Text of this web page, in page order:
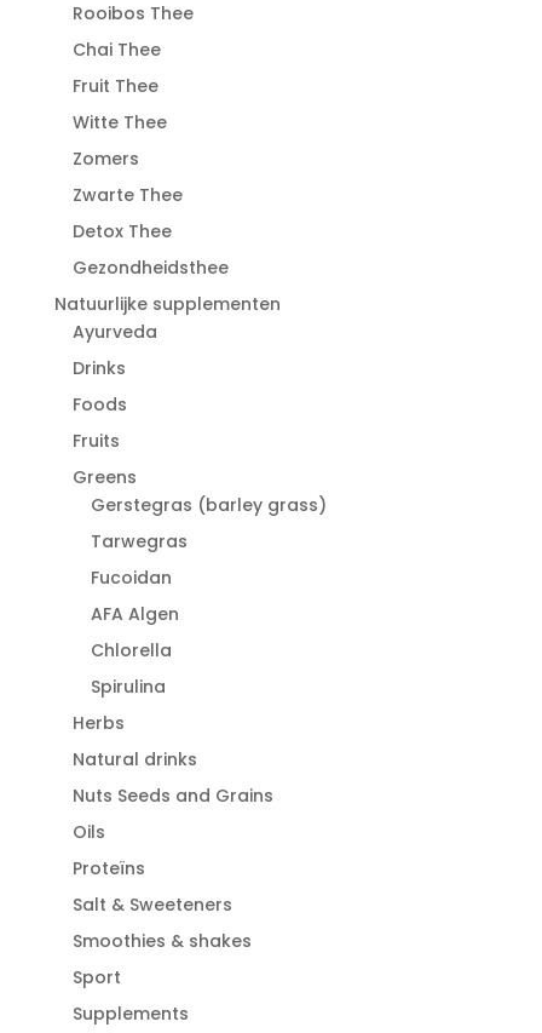
Rooibos Thee
Chai Thee
Fruit Thee
Witte Thee
Zomers
Zwarte Thee
Detox Thee
Gezondheidsthee
Natuurlijke supplementen
Ayurveda
Drinks
Foods
Fruits
Greens
Gerstegras (barley grass)
Tarwegras
Fucoidan
AFA Algen
Chlorella
Spirulina
Herbs
Natural drinks
Nuts Seeds and Grains
Oils
Proteïns
Salt & Sweeteners
Smoothies & shakes
Sport
Supplements